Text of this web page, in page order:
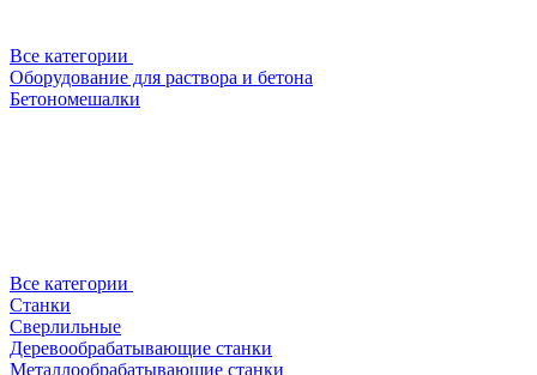
Все категории
Оборудование для раствора и бетона
Бетономешалки
Все категории
Станки
Сверлильные
Деревообрабатывающие станки
Металлообрабатывающие станки